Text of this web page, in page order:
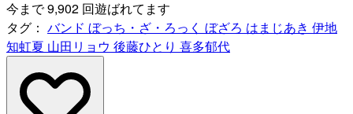
今まで 9,902 回遊ばれてます
タグ： バンド ぼっち・ざ・ろっく ぼざろ はまじあき 伊地
知虹夏 山田リョウ 後藤ひとり 喜多郁代